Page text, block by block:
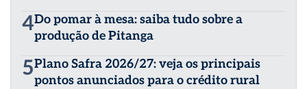
4Do pomar à mesa: saiba tudo sobre a
produção de Pitanga
5Plano Safra 2026/27: veja os principais
pontos anunciados para o crédito rural